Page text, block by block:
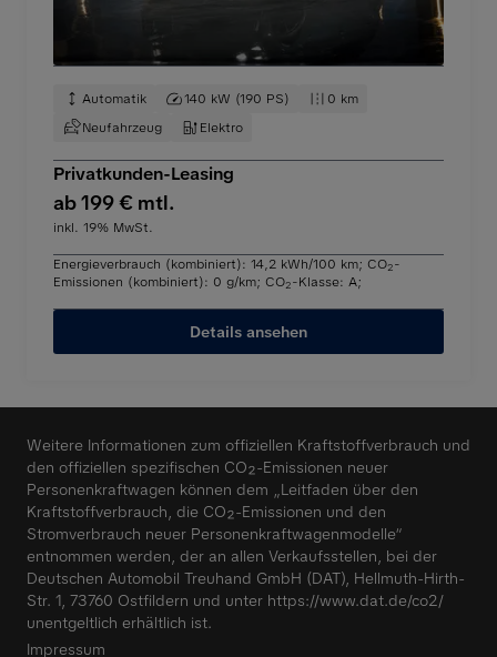
Automatik 140 kW (190 PS)
0 km
Neufahrzeug
Elektro
Privatkunden-Leasing
ab 199 € mtl.
inkl. 19% MwSt.
Energieverbrauch (kombiniert): 14,2 kWh/100 km; CO2-
Emissionen (kombiniert): 0 g/km; CO2-Klasse: A;
Details ansehen
Impressum
Weitere Informationen zum offiziellen Kraftstoffverbrauch und
den offiziellen spezifischen CO₂-Emissionen neuer
Personenkraftwagen können dem „Leitfaden über den
Kraftstoffverbrauch, die CO₂-Emissionen und den
Stromverbrauch neuer Personenkraftwagenmodelle“
entnommen werden, der an allen Verkaufsstellen, bei der
Deutschen Automobil Treuhand GmbH (DAT), Hellmuth-Hirth-
Str. 1, 73760 Ostfildern und unter https://www.dat.de/co2/
unentgeltlich erhältlich ist.